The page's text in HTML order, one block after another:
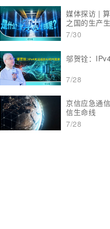
媒体探访 |
之国的生产
7/30
邬贺铨：
7/28
京信应急通
信生命线
7/28